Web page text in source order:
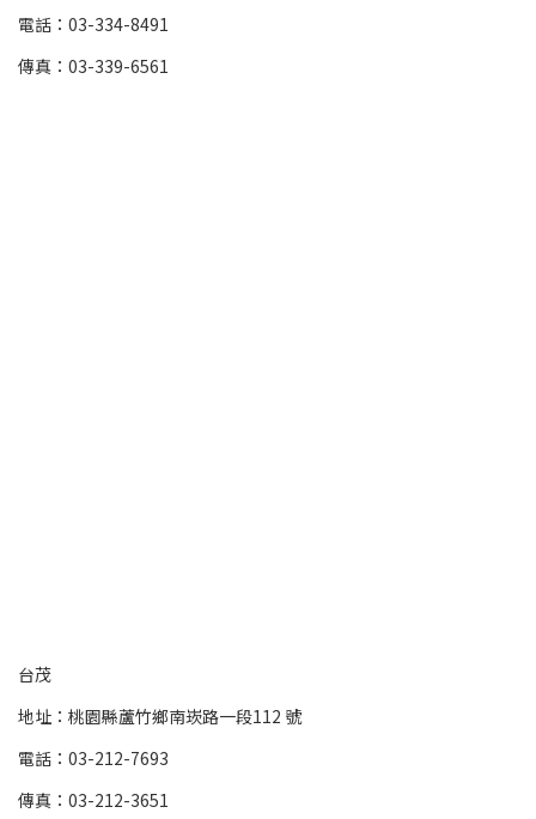
電話：03-334-8491
傳真：03-339-6561
台茂
地址：桃園縣蘆竹鄉南崁路一段112 號
電話：03-212-7693
傳真：03-212-3651